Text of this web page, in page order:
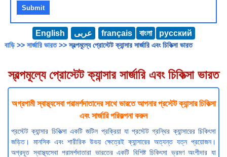
English عربى français বাংলা русский
বাড়ি>> সার্জারি ভারত>> স্বল্পমূল্যে প্রোস্টেট ক্যান্সার সার্জারি এবং চিকিত্সা ভারত
স্বল্পমূল্যে প্রোস্টেট ক্যান্সার সার্জারি এবং চিকিত্সা ভারত
অগ্রগামী স্বাস্থ্যসেবা পরামর্শদাতাদের সাথে ভারতে আপনার প্রস্টেট ক্যান্সার চিকিত্সা
এবং সার্জারি পরিকল্পনা করুন
প্রস্টেট ক্যান্সার চিকিত্সা একটি জটিল প্রক্রিয়া যা প্রস্টেট গ্রন্থির ক্যান্সারের চিকিৎসা
জড়িত। মানসিক এবং শারীরিক উভয় ক্ষেত্রেই ক্যান্সারের অত্যন্ত যত্ন প্রয়োজন।
অগ্রদূত স্বাস্থ্যসেবা পরামর্শদাতারা ভারতের একটি বিশিষ্ট চিকিৎসা ভ্রমণ অংশীদার যা